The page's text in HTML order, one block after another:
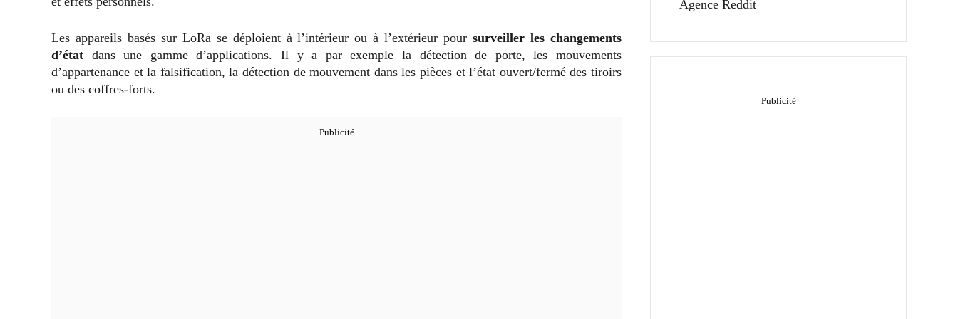
Les appareils basés sur LoRa se déploient à l’intérieur ou à l’extérieur poursurveiller les changements
d’état dans une gamme d’applications. Il y a par exemple la détection de porte, les mouvements
d’appartenance et la falsification, la détection de mouvement dans les pièces et l’état ouvert/fermé des tiroirs
ou des coffres-forts.
Agence Reddit